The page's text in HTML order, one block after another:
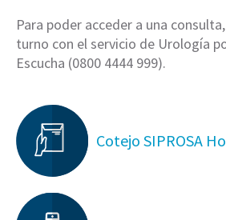
Para poder acceder a una
turno con el servicio de Urología
Escucha (0800 4444 999).
Cotejo SIPROSA